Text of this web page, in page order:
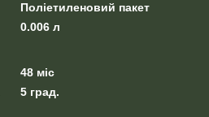
Поліетиленовий пакет
0.006 л
48 міс
5 град.